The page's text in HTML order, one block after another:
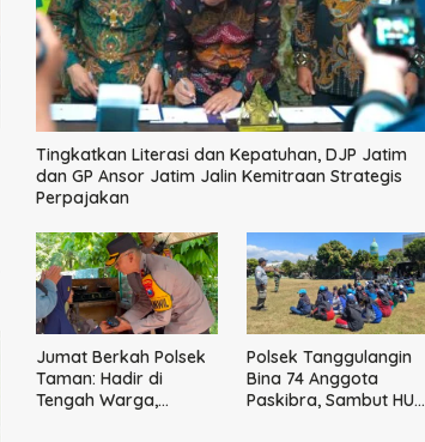
Tingkatkan Literasi dan Kepatuhan, DJP Jatim
dan GP Ansor Jatim Jalin Kemitraan Strategis
Perpajakan
Jumat Berkah Polsek
Taman: Hadir di
Tengah Warga,
Polsek Tanggulangin
Bina 74 Anggota
Paskibra, Sambut HUT